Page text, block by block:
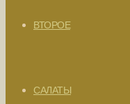
ВТОРОЕ
САЛАТЫ